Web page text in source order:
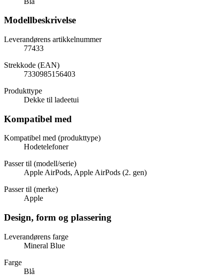
Modellbeskrivelse
Leverandørens artikkelnummer
77433
Strekkode (EAN)
7330985156403
Produkttype
Dekke til ladeetui
Kompatibel med
Kompatibel med (produkttype)
Hodetelefoner
Passer til (modell/serie)
Apple AirPods, Apple AirPods (2. gen)
Passer til (merke)
Apple
Design, form og plassering
Leverandørens farge
Mineral Blue
Farge
Blå